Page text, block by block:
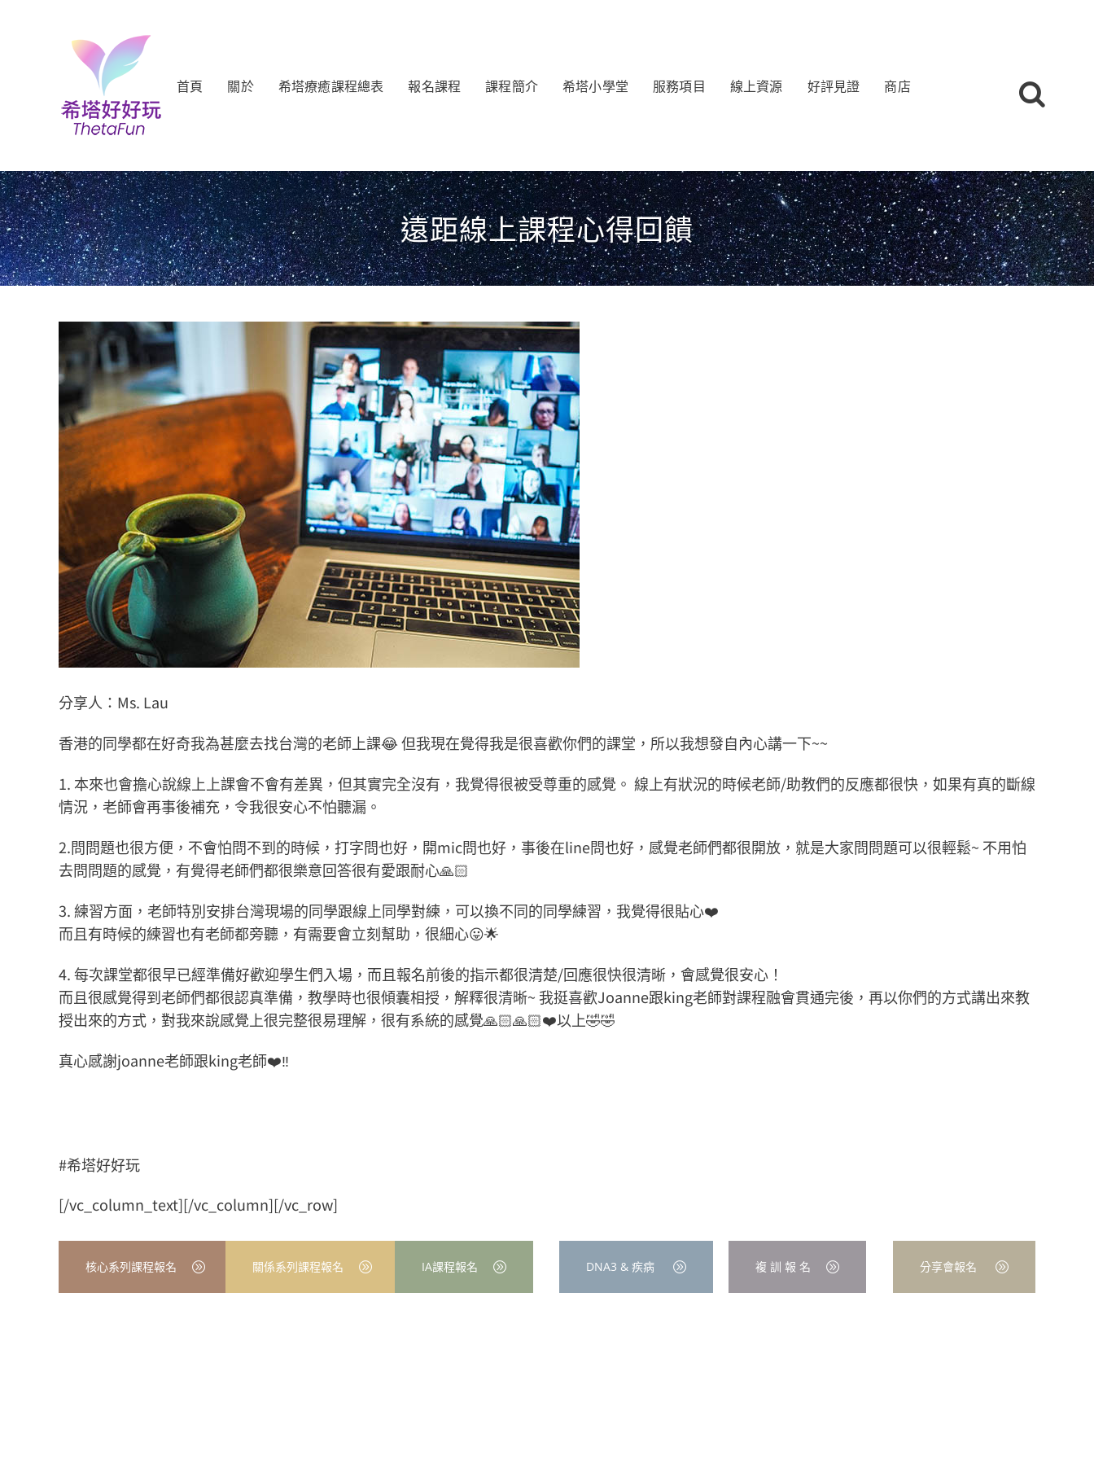
首頁 關於 希塔療癒課程總表 報名課程 課程簡介 希塔小學堂 服務項目 線上資源 好評見證 商店
遠距線上課程心得回饋
分享人：Ms. Lau
香港的同學都在好奇我為甚麼去找台灣的老師上課😂 但我現在覺得我是很喜歡你們的課堂，所以我想發自內心講一下~~
1. 本來也會擔心說線上上課會不會有差異，但其實完全沒有，我覺得很被受尊重的感覺。 線上有狀況的時候老師/助教們的反應都很快，如果有真的斷線
情況，老師會再事後補充，令我很安心不怕聽漏。
2.問問題也很方便，不會怕問不到的時候，打字問也好，開mic問也好，事後在line問也好，感覺老師們都很開放，就是大家問問題可以很輕鬆~ 不用怕
去問問題的感覺，有覺得老師們都很樂意回答很有愛跟耐心🙏🏻
3. 練習方面，老師特別安排台灣現場的同學跟線上同學對練，可以換不同的同學練習，我覺得很貼心❤️
而且有時候的練習也有老師都旁聽，有需要會立刻幫助，很細心😛🌟
4. 每次課堂都很早已經準備好歡迎學生們入場，而且報名前後的指示都很清楚/回應很快很清晰，會感覺很安心！
而且很感覺得到老師們都很認真準備，教學時也很傾囊相授，解釋很清晰~ 我挺喜歡Joanne跟king老師對課程融會貫通完後，再以你們的方式講出來教
授出來的方式，對我來說感覺上很完整很易理解，很有系統的感覺🙏🏻🙏🏻❤️以上🤣🤣
真心感謝joanne老師跟king老師❤️‼️
#希塔好好玩
[/vc_column_text][/vc_column][/vc_row]
核心系列課程報名 關係系列課程報名 IA課程報名 DNA3 & 疾病 複 訓 報 名 分享會報名